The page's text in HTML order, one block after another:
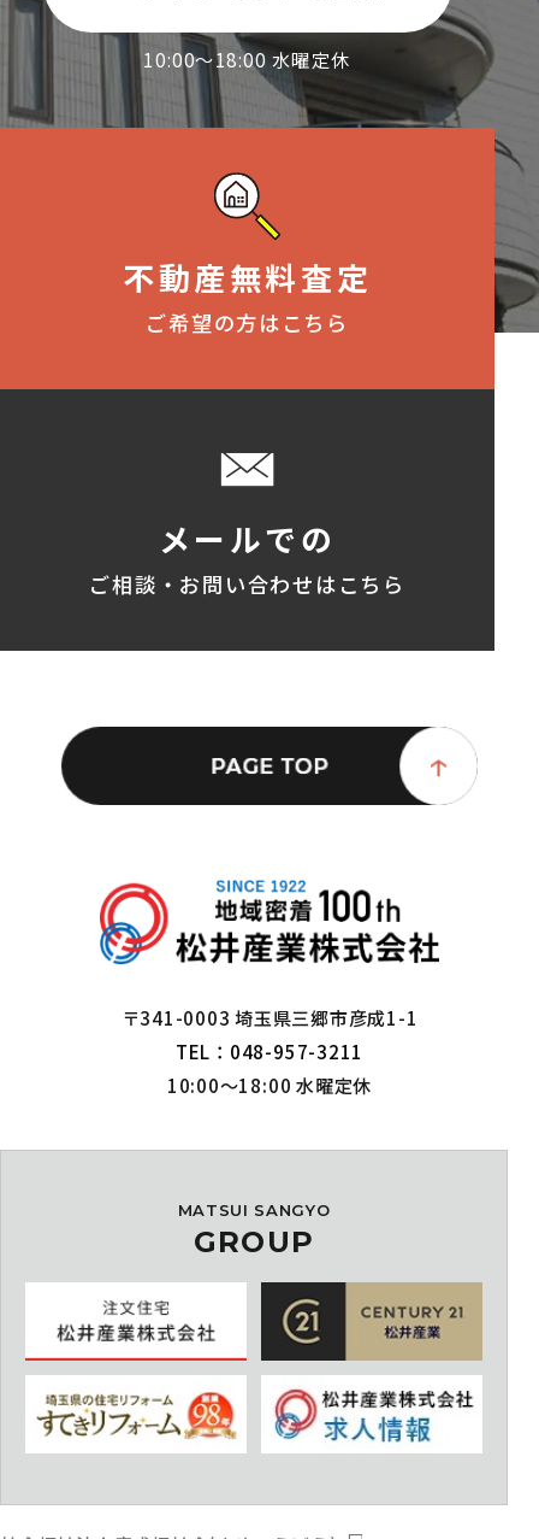
10:00～18:00 水曜定休
不動産無料査定
ご希望の方はこちら
メールでの
ご相談・お問い合わせはこちら
〒341-0003 埼玉県三郷市彦成1-1
TEL：048-957-3211
10:00～18:00 水曜定休
MATSUI SANGYO
GROUP